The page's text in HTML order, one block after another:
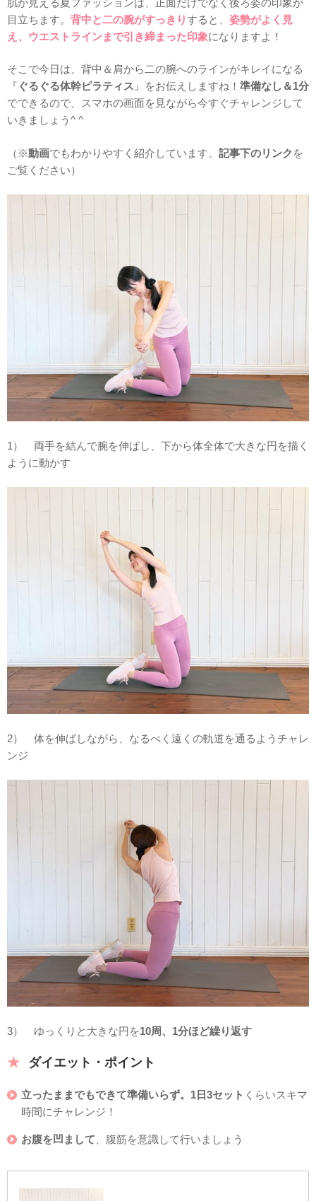
目立ちます。 背中と二の腕がすっきりすると、 姿勢がよく見
え、ウエストラインまで引き締まった印象になりますよ！
そこで今日は、背中＆肩から二の腕へのラインがキレイになる
『 ぐるぐる体幹ピラティス 』をお伝えしますね！ 準備なし＆1分
でできるので、スマホの画面を見ながら今すぐチャレンジして
いきましょう^ ^
（※動画でもわかりやすく紹介しています。 記事下のリンク を
ご覧ください）
1） 両手を結んで腕を伸ばし、下から体全体で大きな円を描く
ように動かす
2） 体を伸ばしながら、なるべく遠くの軌道を通るようチャレ
ンジ
3） ゆっくりと大きな円を10周、1分ほど繰り返す
ダイエット・ポイント
立ったままでもできて準備いらず。1日3セット くらいスキマ
時間にチャレンジ！
お腹を凹まして 、腹筋を意識して行いましょう